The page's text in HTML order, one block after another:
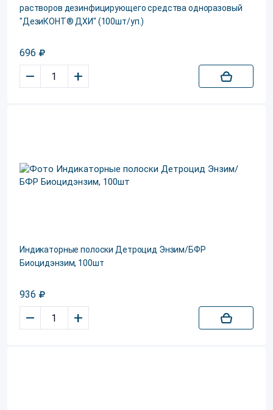
растворов дезинфицирующего средства одноразовый
"ДезиКОНТ® ДХИ" (100шт/уп.)
696
– +
Индикаторные полоски Детроцид Энзим/БФР
Биоцидэнзим, 100шт
936
– +